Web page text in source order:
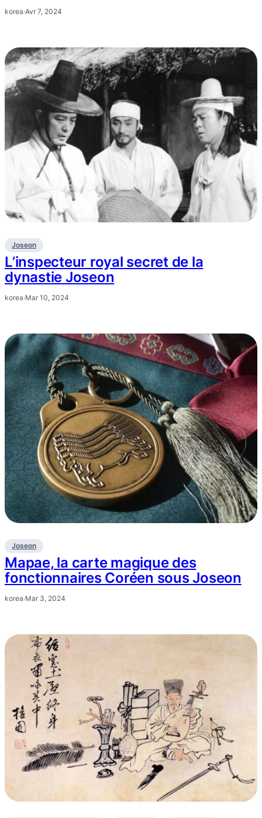
korea·Avr 7, 2024
Joseon
L’inspecteur royal secret de la
dynastie Joseon
korea·Mar 10, 2024
Joseon
Mapae, la carte magique des
fonctionnaires Coréen sous Joseon
korea·Mar 3, 2024